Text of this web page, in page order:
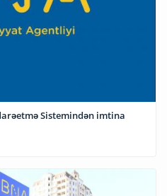
Sistemindən imtina